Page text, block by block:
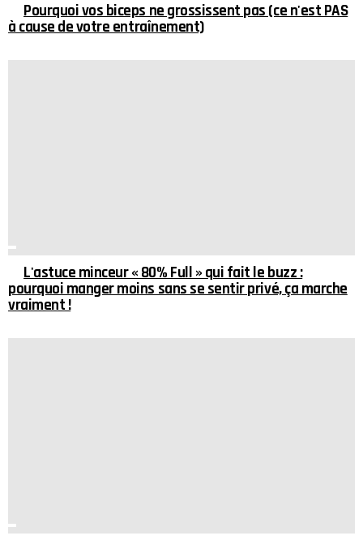
Pourquoi vos biceps ne grossissent pas (ce n'est PAS
à cause de votre entraînement)
L'astuce minceur « 80% Full » qui fait le buzz :
pourquoi manger moins sans se sentir privé, ça marche
vraiment !